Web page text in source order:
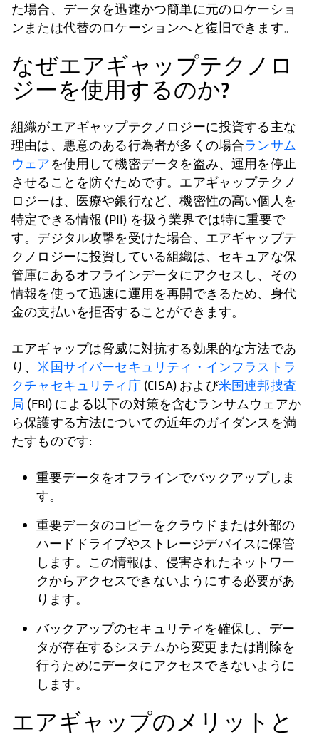
た場合、データを迅速かつ簡単に元のロケーショ
ンまたは代替のロケーションへと復旧できます。
なぜエアギャップテクノロ
ジーを使用するのか?
組織がエアギャップテクノロジーに投資する主な
理由は、悪意のある行為者が多くの場合ランサム
ウェアを使用して機密データを盗み、運用を停止
させることを防ぐためです。エアギャップテクノ
ロジーは、医療や銀行など、機密性の高い個人を
特定できる情報 (PII) を扱う業界では特に重要で
す。デジタル攻撃を受けた場合、エアギャップテ
クノロジーに投資している組織は、セキュアな保
管庫にあるオフラインデータにアクセスし、その
情報を使って迅速に運用を再開できるため、身代
金の支払いを拒否することができます。
エアギャップは脅威に対抗する効果的な方法であ
り、米国サイバーセキュリティ・インフラストラ
クチャセキュリティ庁(CISA) および米国連邦捜査
局 (FBI) による以下の対策を含むランサムウェアか
ら保護する方法についての近年のガイダンスを満
たすものです:
重要データをオフラインでバックアップしま
す。
重要データのコピーをクラウドまたは外部の
ハードドライブやストレージデバイスに保管
します。この情報は、侵害されたネットワー
クからアクセスできないようにする必要があ
ります。
バックアップのセキュリティを確保し、デー
タが存在するシステムから変更または削除を
行うためにデータにアクセスできないように
します。
エアギャップのメリットと